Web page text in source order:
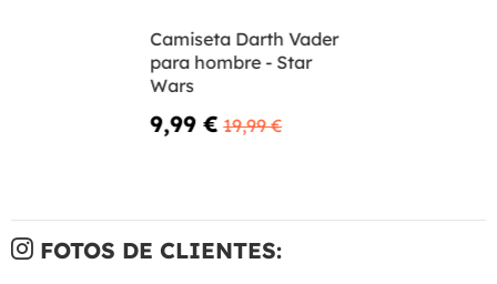
Camiseta Darth Vader
para hombre - Star
Wars
9,99 € 19,99 €
FOTOS DE CLIENTES: